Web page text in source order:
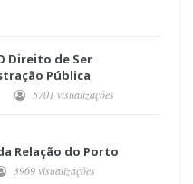
Direito de Ser
Pública
5701 visualizações
Relação do Porto
3969 visualizações